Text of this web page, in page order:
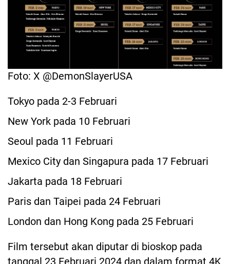
Foto: X @DemonSlayerUSA
Tokyo pada 2-3 Februari
New York pada 10 Februari
Seoul pada 11 Februari
Mexico City dan Singapura pada 17 Februari
Jakarta pada 18 Februari
Paris dan Taipei pada 24 Februari
London dan Hong Kong pada 25 Februari
Film tersebut akan diputar di bioskop pada
tanggal 23 Februari 2024 dan dalam format 4K